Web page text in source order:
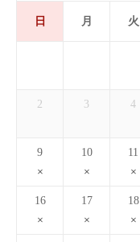
日 月 火
2 3 4
9 10 11
16 17 18